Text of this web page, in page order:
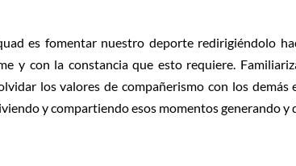
es fomentar nuestro deporte redirigiéndolo
y con la constancia que esto requiere.
los valores de compañerismo con los demás
y compartiendo esos momentos generando y